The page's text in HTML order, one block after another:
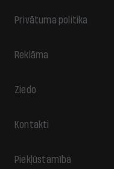
Privātuma politika
Reklāma
Ziedo
Kontakti
Piekļūstamība